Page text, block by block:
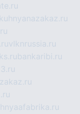
vlknrussia.ru
bankaribi.ru